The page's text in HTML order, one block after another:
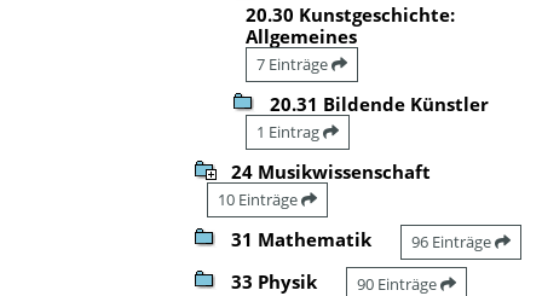
20.30 Kunstgeschichte:
Allgemeines
7 Einträge
20.31 Bildende Künstler
1 Eintrag
24 Musikwissenschaft
10 Einträge
31 Mathematik 96 Einträge
33 Physik 90 Einträge